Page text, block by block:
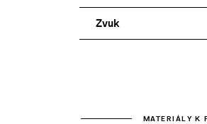
Zvuk
MATERIÁLY K